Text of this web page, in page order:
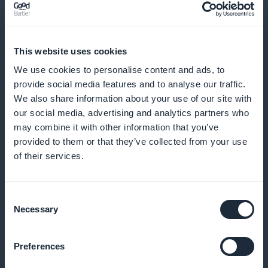
This website uses cookies
We use cookies to personalise content and ads, to
provide social media features and to analyse our traffic.
We also share information about your use of our site with
our social media, advertising and analytics partners who
may combine it with other information that you’ve
provided to them or that they’ve collected from your use
of their services.
Selection
Necessary
Preferences
Detaljerade analyser för en optimerad
innehållsstrategi
Använd korrekta data för att finjustera din
innehållsstrategi och rikta in dig specifikt på
modeentusiasternas intressen
Lyft fram dina prenumerationer med eleganta,